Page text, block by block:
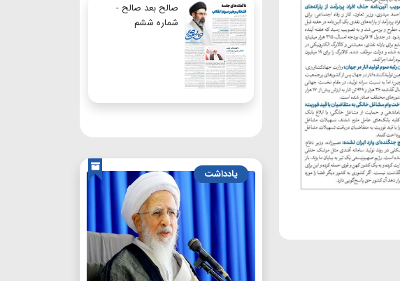
صالح بعد صالح -
شماره ششم
یادداشت